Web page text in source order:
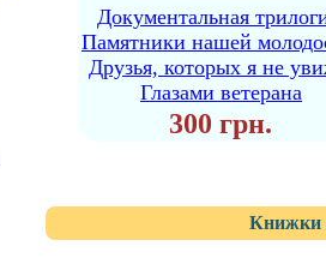
Документальная
Памятники нашей
Друзья, которых я не
Глазами ветерана
300 грн.
Книжки